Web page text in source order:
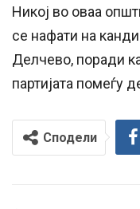
Никој во оваа
се нафати на
Делчево, поради
партијата помеѓу
Сподели